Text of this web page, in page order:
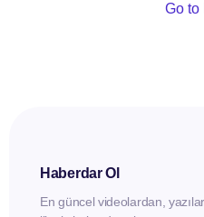
Go to
Haberdar Ol
En güncel videolardan,